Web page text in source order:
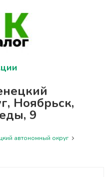
Ноябрьск,
9
автономный округ